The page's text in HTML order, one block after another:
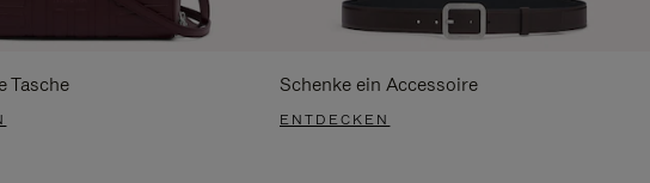
Tasche Schenke ein Accessoire
ENTDECKEN